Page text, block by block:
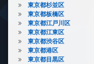
東京都杉並区
東京都板橋区
東京都江戸川区
東京都江東区
東京都渋谷区
東京都港区
東京都目黒区